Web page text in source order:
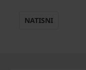
NATISNI